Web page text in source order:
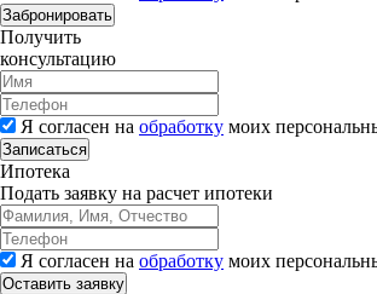
Забронировать
Получить
консультацию
Я согласен на обработку моих
Записаться
Ипотека
Подать заявку на расчет ипотеки
Я согласен на обработку моих